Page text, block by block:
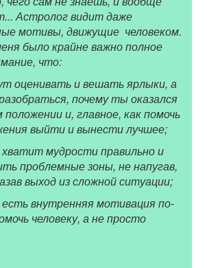
Астролог видит даже
мотивы, движущие человеком.
было крайне важно полное
что:
оценивать и вешать ярлыки, а
почему ты оказался
и, главное, как помочь
выйти и вынести лучшее;
мудрости правильно и
проблемные зоны, не напугав,
выход из сложной ситуации;
внутренняя мотивация по-
человеку, а не просто